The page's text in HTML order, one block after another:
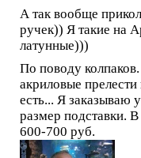
А так вообще
ручек)) Я такие на
латунные)))
По поводу
акриловые прелести
есть... Я заказываю
размер подставки.
600-700 руб.